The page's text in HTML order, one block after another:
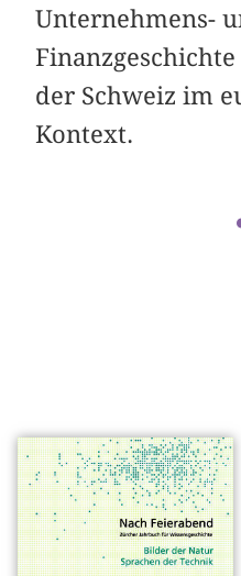
Unternehmens-
der Schweiz im
Kontext.